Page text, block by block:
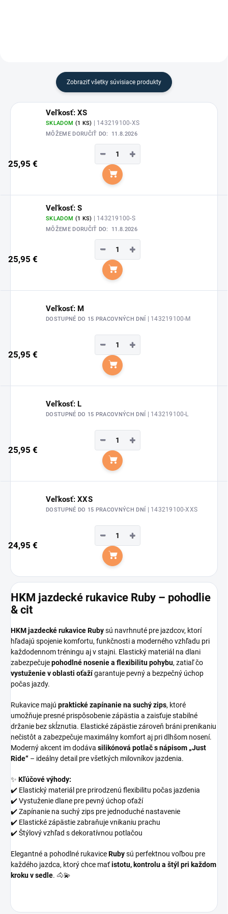
Zobraziť všetky súvisiace produkty
Veľkosť: XS
SKLADOM (1 KS) | 143219100-XS
MÔŽEME DORUČIŤ DO: 11.8.2026
25,95 €
+
−
Do košíka
Veľkosť: S
SKLADOM (1 KS) | 143219100-S
MÔŽEME DORUČIŤ DO: 11.8.2026
25,95 €
+
−
Do košíka
Veľkosť: M
DOSTUPNÉ DO 15 PRACOVNÝCH DNÍ | 143219100-M
25,95 €
+
−
Do košíka
Veľkosť: L
DOSTUPNÉ DO 15 PRACOVNÝCH DNÍ | 143219100-L
25,95 €
+
−
Do košíka
Veľkosť: XXS
DOSTUPNÉ DO 15 PRACOVNÝCH DNÍ | 143219100-XXS
24,95 €
+
−
Do košíka
HKM jazdecké rukavice Ruby – pohodlie
& cit
HKM jazdecké rukavice Rubysú navrhnuté pre jazdcov, ktorí
hľadajú spojenie komfortu, funkčnosti a moderného vzhľadu pri
každodennom tréningu aj v stajni. Elastický materiál na dlani
zabezpečujepohodlné nosenie a flexibilitu pohybu, zatiaľ čo
vystuženie v oblasti oťažígarantuje pevný a bezpečný úchop
počas jazdy.
Rukavice majú praktické zapínanie na suchý zips, ktoré
umožňuje presné prispôsobenie zápästia a zaisťuje stabilné
držanie bez skĺznutia. Elastické zápästie zároveň bráni prenikaniu
nečistôt a zabezpečuje maximálny komfort aj pri dlhšom nosení.
Moderný akcent im dodáva silikónová potlač s nápisom „Just
Ride“ – ideálny detail pre všetkých milovníkov jazdenia.
✨ Kľúčové výhody:
✔️ Elastický materiál pre prirodzenú flexibilitu počas jazdenia
✔️ Vystuženie dlane pre pevný úchop oťaží
✔️ Zapínanie na suchý zips pre jednoduché nastavenie
✔️ Elastické zápästie zabraňuje vnikaniu prachu
✔️ Štýlový vzhľad s dekoratívnou potlačou
Elegantné a pohodlné rukaviceRubysú perfektnou voľbou pre
každého jazdca, ktorý chce maťistotu, kontrolu a štýl pri každom
kroku v sedle. 🐴💫